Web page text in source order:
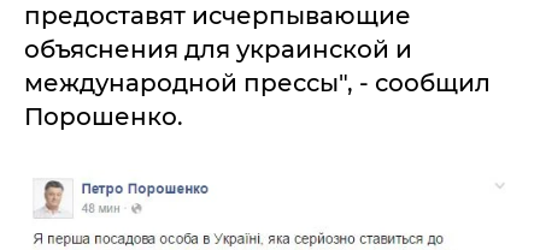
предоставят исчерпывающие
объяснения для украинской и
международной прессы", - сообщил
Порошенко.